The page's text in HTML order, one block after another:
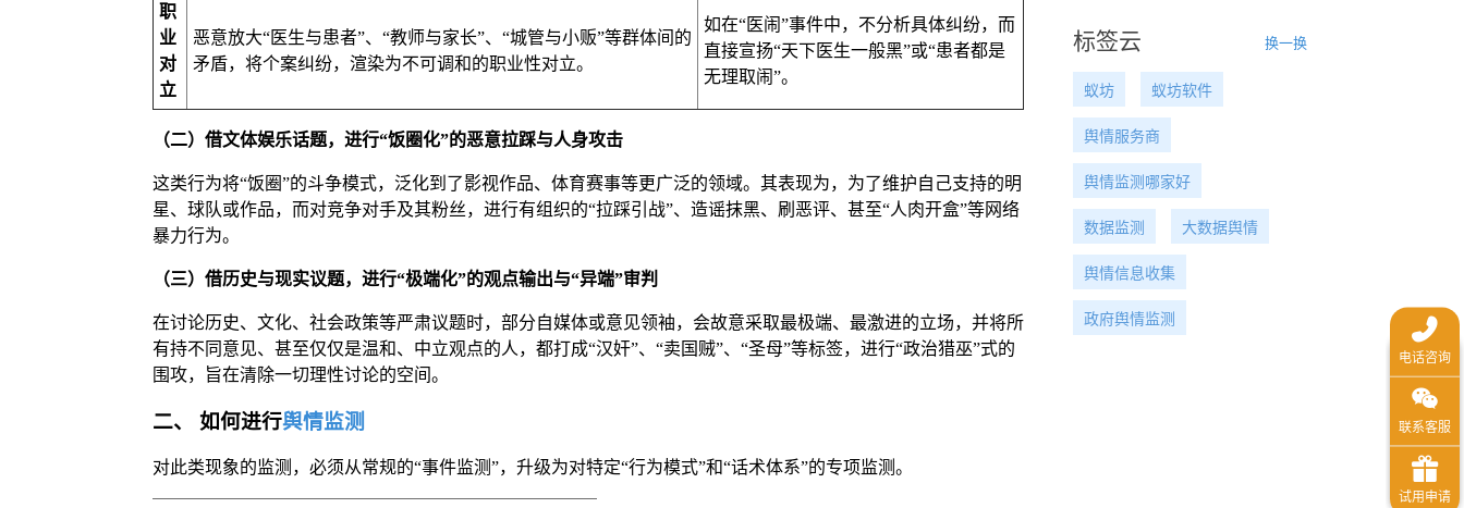
职
业
对
立
恶意放大“医生与患者”、“教师与家长”、“城管与小贩”等群体间的
矛盾，将个案纠纷，渲染为不可调和的职业性对立。
如在“医闹”事件中，不分析具体纠纷，而
直接宣扬“天下医生一般黑”或“患者都是
无理取闹”。
（二）借文体娱乐话题，进行“饭圈化”的恶意拉踩与人身攻击
这类行为将“饭圈”的斗争模式，泛化到了影视作品、体育赛事等更广泛的领域。其表现为，为了维护自己支持的明
星、球队或作品，而对竞争对手及其粉丝，进行有组织的“拉踩引战”、造谣抹黑、刷恶评、甚至“人肉开盒”等网络
暴力行为。
（三）借历史与现实议题，进行“极端化”的观点输出与“异端”审判
在讨论历史、文化、社会政策等严肃议题时，部分自媒体或意见领袖，会故意采取最极端、最激进的立场，并将所
有持不同意见、甚至仅仅是温和、中立观点的人，都打成“汉奸”、“卖国贼”、“圣母”等标签，进行“政治猎巫”式的
围攻，旨在清除一切理性讨论的空间。
二、 如何进行舆情监测
对此类现象的监测，必须从常规的“事件监测”，升级为对特定“行为模式”和“话术体系”的专项监测。
标签云 换一换
蚁坊 蚁坊软件
舆情服务商
舆情监测哪家好
数据监测 大数据舆情
舆情信息收集
政府舆情监测